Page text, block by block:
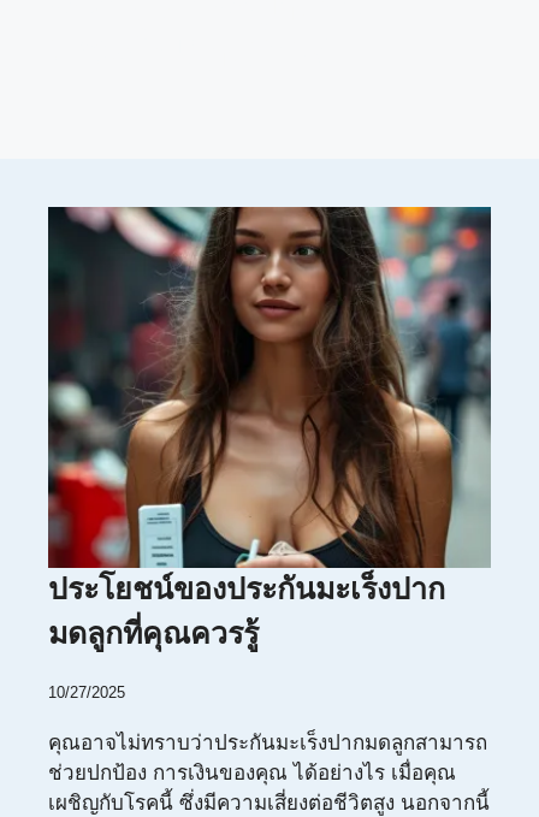
ประโยชน์ของประกันมะเร็งปาก
มดลูกที่คุณควรรู้
10/27/2025
คุณอาจไม่ทราบว่าประกันมะเร็งปากมดลูกสามารถ
ช่วยปกป้อง การเงินของคุณ ได้อย่างไร เมื่อคุณ
เผชิญกับโรคนี้ ซึ่งมีความเสี่ยงต่อชีวิตสูง นอกจากนี้